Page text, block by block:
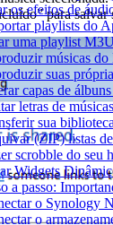
os efeitos de
playlists do
uma playlist
músicas
suas
capas de
letras de
sua
(ZIP) listas
scrobble do seu
Widgets
a passo:
o Synology
o
para salvar